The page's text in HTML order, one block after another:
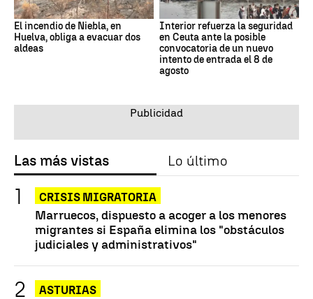
El incendio de Niebla, en
Huelva, obliga a evacuar dos
aldeas
Interior refuerza la seguridad
en Ceuta ante la posible
convocatoria de un nuevo
intento de entrada el 8 de
agosto
Las más vistas Lo último
CRISIS MIGRATORIA
Marruecos, dispuesto a acoger a los menores
migrantes si España elimina los "obstáculos
judiciales y administrativos"
ASTURIAS